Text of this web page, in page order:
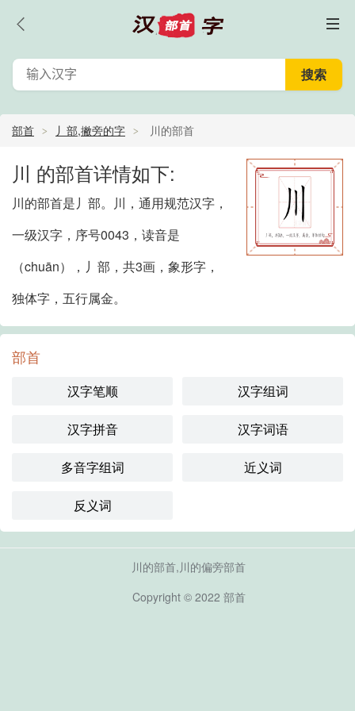
部首 丿部,撇旁的字 川的部首
川 的部首详情如下:
川的部首是丿部。川，通用规范汉字，
一级汉字，序号0043，读音是
（chuān），丿部，共3画，象形字，
独体字，五行属金。
部首
汉字笔顺 汉字组词
汉字拼音 汉字词语
多音字组词 近义词
反义词
川的部首,川的偏旁部首
Copyright © 2022 部首